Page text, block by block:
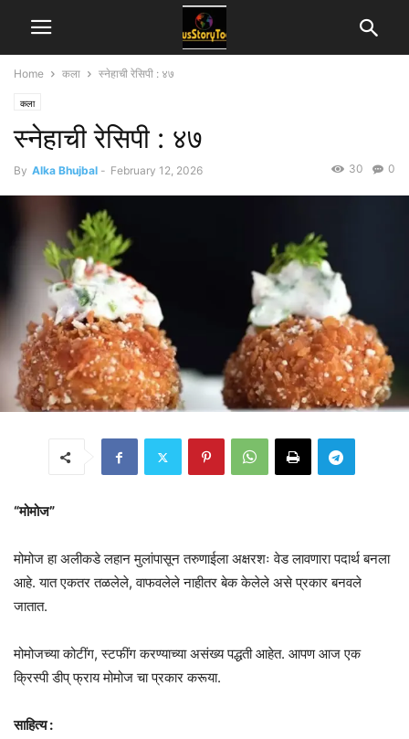
Home कला स्नेहाची रेसिपी : ४७
कला
स्नेहाची रेसिपी : ४७
By Alka Bhujbal - February 12, 2026 0
30
“मोमोज”
मोमोज हा अलीकडे लहान मुलांपासून तरुणाईला अक्षरशः वेड लावणारा पदार्थ बनला
आहे. यात एकतर तळलेले, वाफवलेले नाहीतर बेक केलेले असे प्रकार बनवले
जातात.
मोमोजच्या कोटींग, स्टफींग करण्याच्या असंख्य पद्धती आहेत. आपण आज एक
क्रिस्पी डीप् फ्राय मोमोज चा प्रकार करूया.
साहित्य :